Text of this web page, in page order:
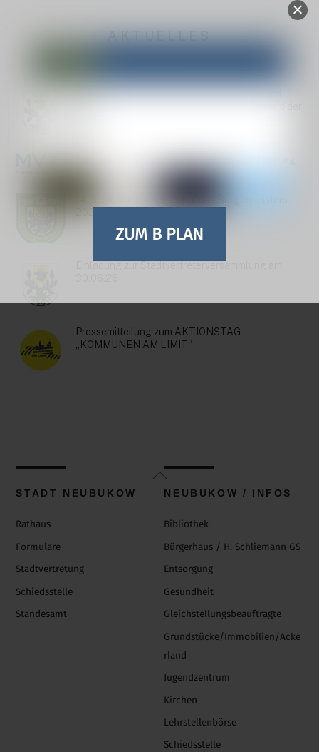
ZUM B PLAN
AKTUELLES
Geänderte Sprechzeiten Einwohnermeldeamt,
Bekanntmachung StALU Mittleres Mecklenburg –
Baumkontrollen
2026
Pressemitteilung zum AKTIONSTAG
„KOMMUNEN AM LIMIT“
Back
To
STADT NEUBUKOW
Rathaus
Formulare
Stadtvertretung
Schiedsstelle
Standesamt
NEUBUKOW / INFOS
Bibliothek
Bürgerhaus / H. Schliemann GS
Entsorgung
Gesundheit
Gleichstellungsbeauftragte
Grundstücke/Immobilien/Acke
rland
Jugendzentrum
Kirchen
Lehrstellenbörse
Schiedsstelle